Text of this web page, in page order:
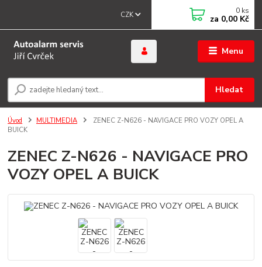
Menu
CZK
Hledat
0 ks
za 0,00 Kč
Úvod MULTIMEDIA
ZENEC Z-N626 - NAVIGACE PRO VOZY OPEL A
BUICK
ZENEC Z-N626 - NAVIGACE PRO
VOZY OPEL A BUICK